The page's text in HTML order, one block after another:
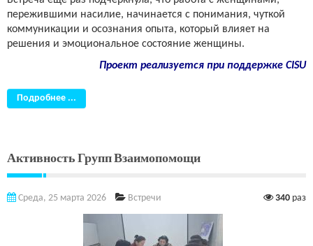
пережившими насилие, начинается с понимания, чуткой
коммуникации и осознания опыта, который влияет на
решения и эмоциональное состояние женщины.
Проект реализуется при поддержке CISU
Подробнее ...
Активность Групп Взаимопомощи
Среда, 25 марта 2026 Встречи 340 раз